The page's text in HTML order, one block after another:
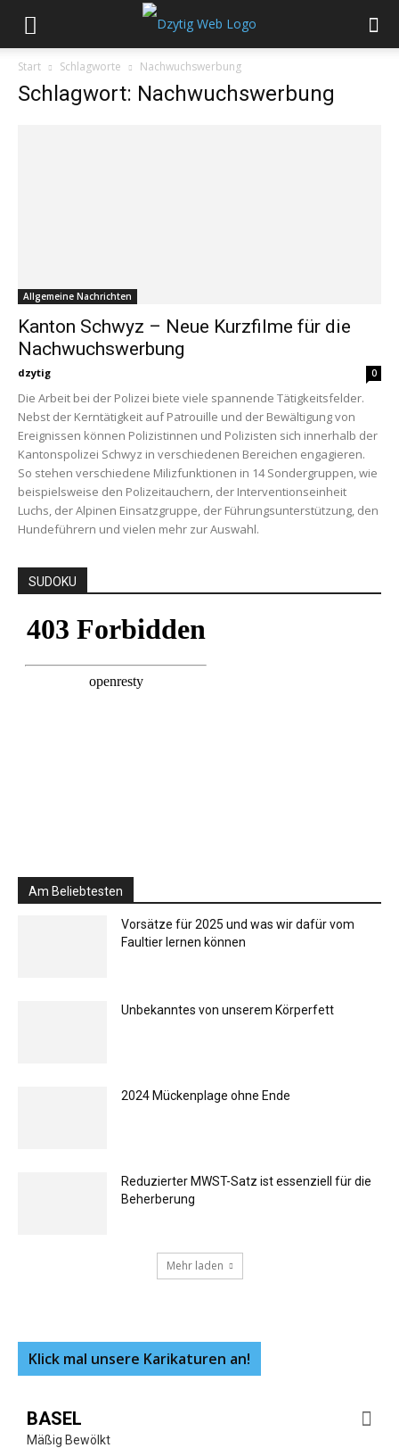
Start Schlagworte Nachwuchswerbung
Schlagwort: Nachwuchswerbung
Allgemeine Nachrichten
Kanton Schwyz – Neue Kurzfilme für die
Nachwuchswerbung
dzytig 0
Die Arbeit bei der Polizei biete viele spannende Tätigkeitsfelder.
Nebst der Kerntätigkeit auf Patrouille und der Bewältigung von
Ereignissen können Polizistinnen und Polizisten sich innerhalb der
Kantonspolizei Schwyz in verschiedenen Bereichen engagieren.
So stehen verschiedene Milizfunktionen in 14 Sondergruppen, wie
beispielsweise den Polizeitauchern, der Interventionseinheit
Luchs, der Alpinen Einsatzgruppe, der Führungsunterstützung, den
Hundeführern und vielen mehr zur Auswahl.
SUDOKU
Am Beliebtesten
Vorsätze für 2025 und was wir dafür vom
Faultier lernen können
Unbekanntes von unserem Körperfett
2024 Mückenplage ohne Ende
Reduzierter MWST-Satz ist essenziell für die
Beherberung
Mehr laden
Klick mal unsere Karikaturen an!
BASEL
Mäßig Bewölkt